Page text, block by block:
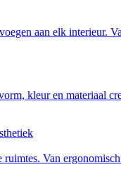
aan elk interieur.
kleur en materiaal
Van